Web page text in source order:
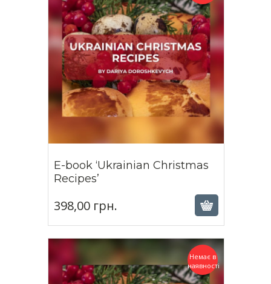
E-book ‘Ukrainian Christmas
Recipes’
398,00 грн.
Немає в
наявності